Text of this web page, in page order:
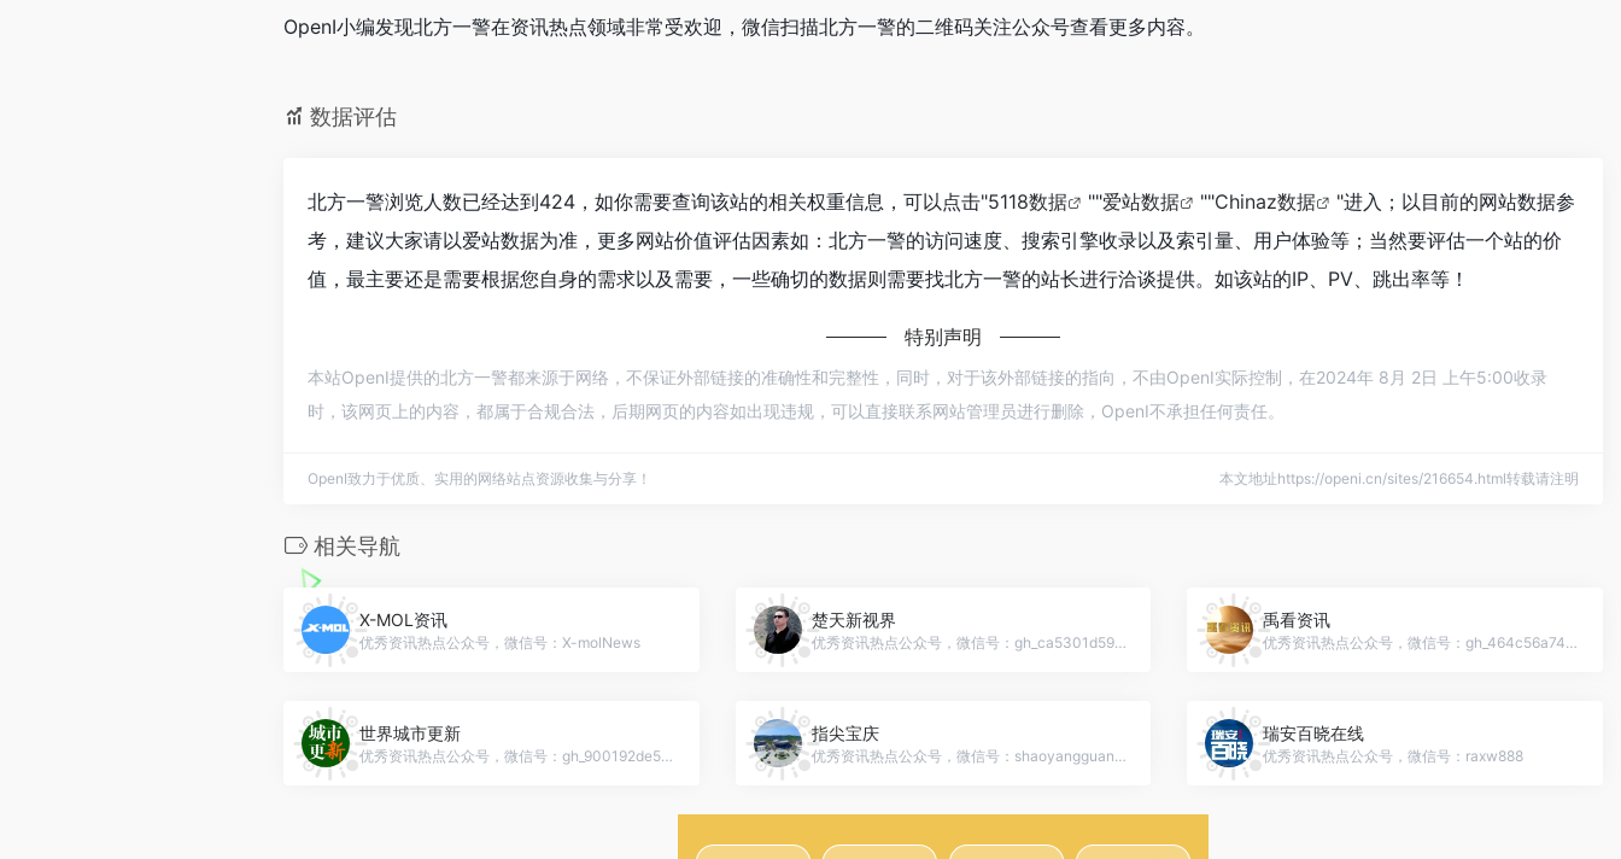
OpenI小编发现北方一警在资讯热点领域非常受欢迎，微信扫描北方一警的二维码关注公众号查看更多内容。
数据评估
北方一警浏览人数已经达到424，如你需要查询该站的相关权重信息，可以点击"5118数据 ""爱站数据 ""Chinaz数据
"进入；以目前的网站数据参
考，建议大家请以爱站数据为准，更多网站价值评估因素如：北方一警的访问速度、搜索引擎收录以及索引量、用户体验等；当然要评估一个站的价
值，最主要还是需要根据您自身的需求以及需要，一些确切的数据则需要找北方一警的站长进行洽谈提供。如该站的IP、PV、跳出率等！
特别声明
本站OpenI提供的北方一警都来源于网络，不保证外部链接的准确性和完整性，同时，对于该外部链接的指向，不由OpenI实际控制，在2024年 8月 2日 上午5:00收录
时，该网页上的内容，都属于合规合法，后期网页的内容如出现违规，可以直接联系网站管理员进行删除，OpenI不承担任何责任。
OpenI致力于优质、实用的网络站点资源收集与分享！ 本文地址https://openi.cn/sites/216654.html转载请注明
相关导航
X-MOL资讯
优秀资讯热点公众号，微信号：X-molNews
楚天新视界
优秀资讯热点公众号，微信号：gh_ca5301d59fb9
禹看资讯
优秀资讯热点公众号，微信号：gh_464c56a749ce
世界城市更新
优秀资讯热点公众号，微信号：gh_900192de59c2
指尖宝庆
优秀资讯热点公众号，微信号：shaoyangguancha
瑞安百晓在线
优秀资讯热点公众号，微信号：raxw888